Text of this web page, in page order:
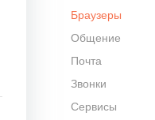
Браузеры
Общение
Почта
Звонки
Сервисы